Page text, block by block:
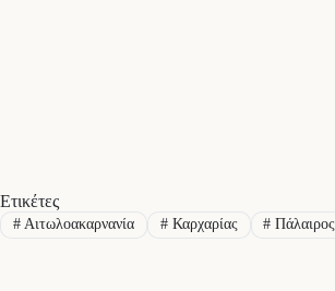
Ετικέτες
#Αιτωλοακαρνανία #Καρχαρίας # Πάλαιρος